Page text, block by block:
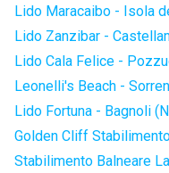
Lido Maracaibo - Isola
Lido Zanzibar -
Lido Cala Felice -
Leonelli's Beach -
Lido Fortuna - Bagnoli
Golden Cliff
Stabilimento Balneare